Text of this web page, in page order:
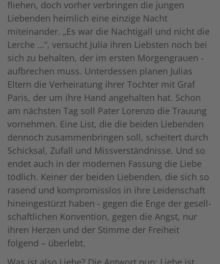
fliehen, doch vorher verbringen die jungen
Liebenden heimlich eine einzige Nacht
miteinander. „Es war die Nachtigall und nicht die
Lerche …“, versucht Julia ihren Liebsten noch bei
sich zu behalten, der im ersten Morgengrauen ­
aufbrechen muss. Unter­dessen planen Julias
Eltern die Verheiratung ihrer Tochter mit Graf
Paris, der um ihre Hand angehalten hat. Schon
am nächsten Tag soll Pater Lorenzo die Trauung
vornehmen. Eine List, die die beiden Liebenden
dennoch zusammenbringen soll, scheitert durch
Schicksal, Zufall und Missverständnisse. Und so
endet auch in der modernen Fassung die Liebe
tödlich. Kei­ner der beiden Liebenden, die sich so
rasend und kompromisslos in ihre Leidenschaft
hineingestürzt haben - gegen die Enge der gesell­
schaft­lichen Konvention, gegen die Angst, nur
ihren Herzen und der Stimme der Freiheit
folgend – überlebt.